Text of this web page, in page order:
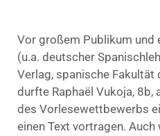
Vor großem Publikum und
(u.a. deutscher
Verlag, spanische Fakultät
durfte Raphaël Vukoja, 8b,
des Vorlesewettbewerbs
einen Text vortragen.